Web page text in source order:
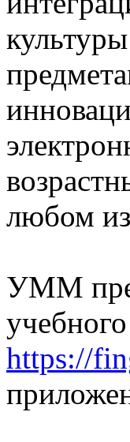
любом
УММ
https://